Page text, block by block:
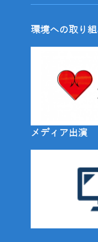
環境への取り
メディア出演